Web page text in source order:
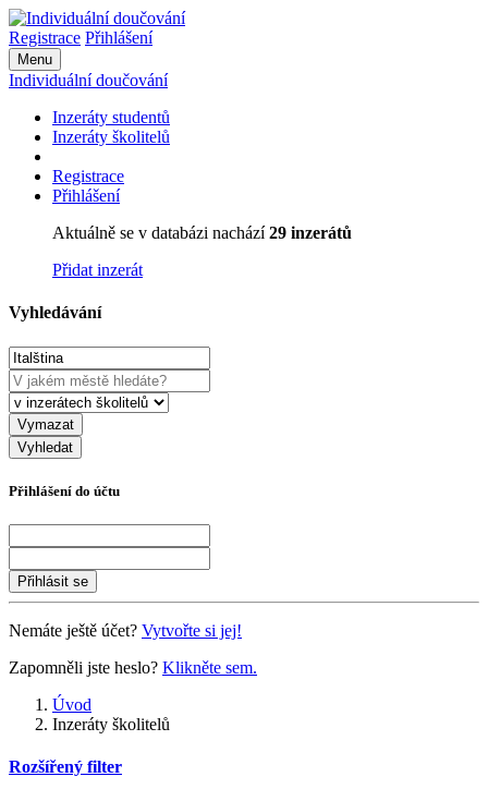
Registrace Přihlášení
Menu
Individuální doučování
Inzeráty studentů
Inzeráty školitelů
Registrace
Přihlášení
Aktuálně se v databázi nachází29 inzerátů
Přidat inzerát
Vyhledávání
Vymazat
Vyhledat
Přihlášení do účtu
Přihlásit se
Nemáte ještě účet? Vytvořte si jej!
Zapomněli jste heslo? Klikněte sem.
Úvod
Inzeráty školitelů
Rozšířený filter